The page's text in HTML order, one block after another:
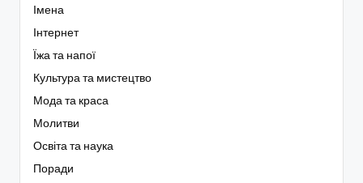
Імена
Інтернет
Їжа та напої
Культура та мистецтво
Мода та краса
Молитви
Освіта та наука
Поради